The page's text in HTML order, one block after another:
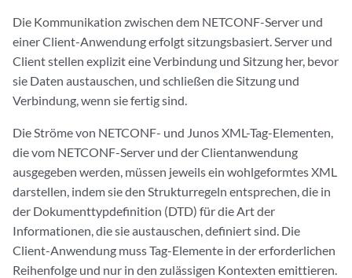
Die Kommunikation zwischen dem NETCONF-Server und
einer Client-Anwendung erfolgt sitzungsbasiert. Server und
Client stellen explizit eine Verbindung und Sitzung her, bevor
sie Daten austauschen, und schließen die Sitzung und
Verbindung, wenn sie fertig sind.
Die Ströme von NETCONF- und Junos XML-Tag-Elementen,
die vom NETCONF-Server und der Clientanwendung
ausgegeben werden, müssen jeweils ein wohlgeformtes XML
darstellen, indem sie den Strukturregeln entsprechen, die in
der Dokumenttypdefinition (DTD) für die Art der
Informationen, die sie austauschen, definiert sind. Die
Client-Anwendung muss Tag-Elemente in der erforderlichen
Reihenfolge und nur in den zulässigen Kontexten emittieren.